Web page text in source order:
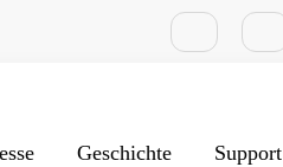
Geschichte Support